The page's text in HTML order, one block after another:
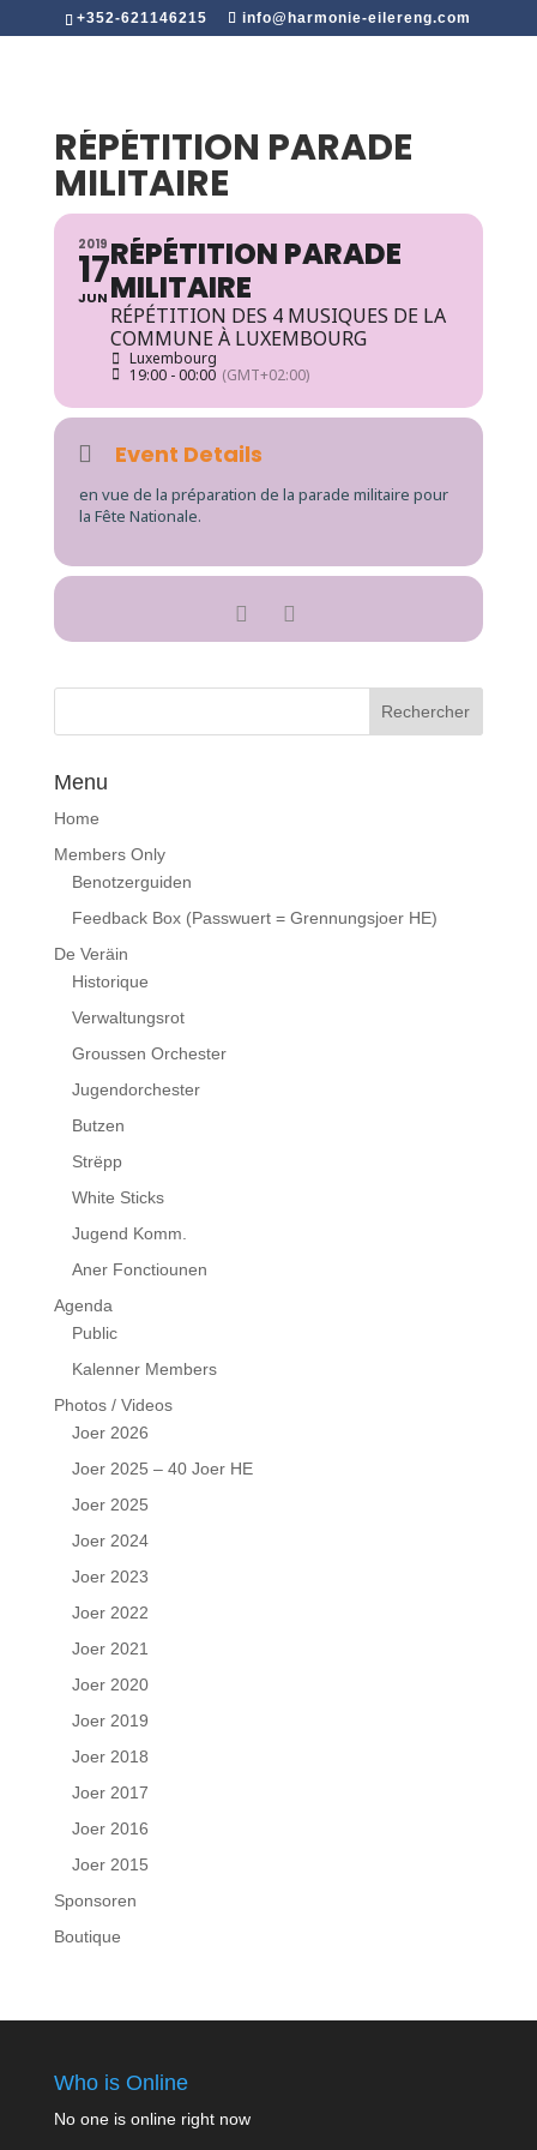
+352-621146215 info@harmonie-eilereng.com
RÉPÉTITION PARADE
MILITAIRE
2019
17
JUN
RÉPÉTITION PARADE
MILITAIRE
RÉPÉTITION DES 4 MUSIQUES DE LA
COMMUNE À LUXEMBOURG
Luxembourg
19:00 - 00:00 (GMT+02:00)
Event Details
en vue de la préparation de la parade militaire pour
la Fête Nationale.
Menu
Home
Members Only
Benotzerguiden
Feedback Box (Passwuert = Grennungsjoer HE)
De Veräin
Historique
Verwaltungsrot
Groussen Orchester
Jugendorchester
Butzen
Strëpp
White Sticks
Jugend Komm.
Aner Fonctiounen
Agenda
Public
Kalenner Members
Photos / Videos
Joer 2026
Joer 2025 – 40 Joer HE
Joer 2025
Joer 2024
Joer 2023
Joer 2022
Joer 2021
Joer 2020
Joer 2019
Joer 2018
Joer 2017
Joer 2016
Joer 2015
Sponsoren
Boutique
Who is Online
No one is online right now